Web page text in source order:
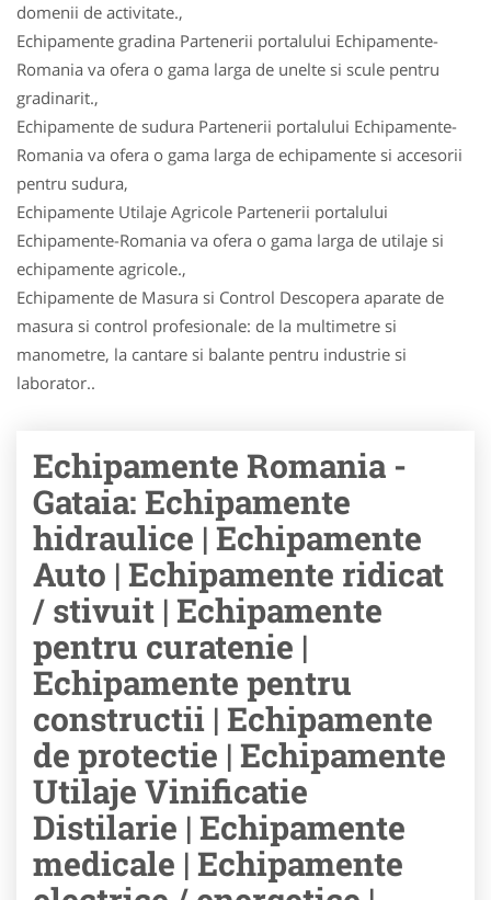
domenii de activitate.,
Echipamente gradina Partenerii portalului Echipamente-
Romania va ofera o gama larga de unelte si scule pentru
gradinarit.,
Echipamente de sudura Partenerii portalului Echipamente-
Romania va ofera o gama larga de echipamente si accesorii
pentru sudura,
Echipamente Utilaje Agricole Partenerii portalului
Echipamente-Romania va ofera o gama larga de utilaje si
echipamente agricole.,
Echipamente de Masura si Control Descopera aparate de
masura si control profesionale: de la multimetre si
manometre, la cantare si balante pentru industrie si
laborator..
Echipamente Romania -
Gataia: Echipamente
hidraulice | Echipamente
Auto | Echipamente ridicat
/ stivuit | Echipamente
pentru curatenie |
Echipamente pentru
constructii | Echipamente
de protectie | Echipamente
Utilaje Vinificatie
Distilarie | Echipamente
medicale | Echipamente